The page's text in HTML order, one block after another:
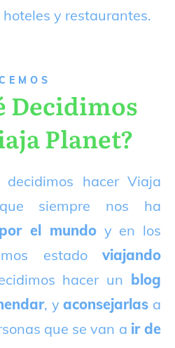
hoteles y restaurantes.
Decidimos
Planet?
hacer Viaja
siempre nos ha
el mundoy en los
estado viajando
hacer un blog
, yaconsejarlas a
que se van a ir de